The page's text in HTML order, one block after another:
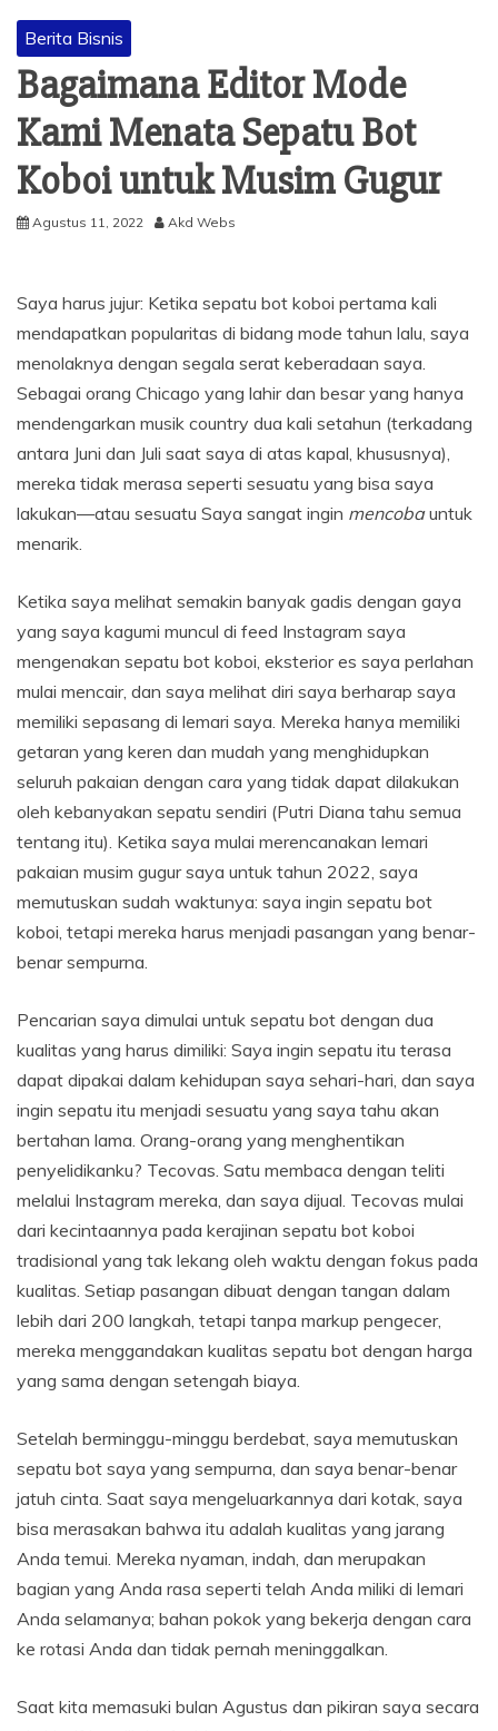
Berita Bisnis
Bagaimana Editor Mode
Kami Menata Sepatu Bot
Koboi untuk Musim Gugur
Agustus 11, 2022 Akd Webs
Saya harus jujur: Ketika sepatu bot koboi pertama kali
mendapatkan popularitas di bidang mode tahun lalu, saya
menolaknya dengan segala serat keberadaan saya.
Sebagai orang Chicago yang lahir dan besar yang hanya
mendengarkan musik country dua kali setahun (terkadang
antara Juni dan Juli saat saya di atas kapal, khususnya),
mereka tidak merasa seperti sesuatu yang bisa saya
lakukan—atau sesuatu Saya sangat ingin mencobauntuk
menarik.
Ketika saya melihat semakin banyak gadis dengan gaya
yang saya kagumi muncul di feed Instagram saya
mengenakan sepatu bot koboi, eksterior es saya perlahan
mulai mencair, dan saya melihat diri saya berharap saya
memiliki sepasang di lemari saya. Mereka hanya memiliki
getaran yang keren dan mudah yang menghidupkan
seluruh pakaian dengan cara yang tidak dapat dilakukan
oleh kebanyakan sepatu sendiri (Putri Diana tahu semua
tentang itu). Ketika saya mulai merencanakan lemari
pakaian musim gugur saya untuk tahun 2022, saya
memutuskan sudah waktunya: saya ingin sepatu bot
koboi, tetapi mereka harus menjadi pasangan yang benar-
benar sempurna.
Pencarian saya dimulai untuk sepatu bot dengan dua
kualitas yang harus dimiliki: Saya ingin sepatu itu terasa
dapat dipakai dalam kehidupan saya sehari-hari, dan saya
ingin sepatu itu menjadi sesuatu yang saya tahu akan
bertahan lama. Orang-orang yang menghentikan
penyelidikanku? Tecovas. Satu membaca dengan teliti
melalui Instagram mereka, dan saya dijual. Tecovas mulai
dari kecintaannya pada kerajinan sepatu bot koboi
tradisional yang tak lekang oleh waktu dengan fokus pada
kualitas. Setiap pasangan dibuat dengan tangan dalam
lebih dari 200 langkah, tetapi tanpa markup pengecer,
mereka menggandakan kualitas sepatu bot dengan harga
yang sama dengan setengah biaya.
Setelah berminggu-minggu berdebat, saya memutuskan
sepatu bot saya yang sempurna, dan saya benar-benar
jatuh cinta. Saat saya mengeluarkannya dari kotak, saya
bisa merasakan bahwa itu adalah kualitas yang jarang
Anda temui. Mereka nyaman, indah, dan merupakan
bagian yang Anda rasa seperti telah Anda miliki di lemari
Anda selamanya; bahan pokok yang bekerja dengan cara
ke rotasi Anda dan tidak pernah meninggalkan.
Saat kita memasuki bulan Agustus dan pikiran saya secara